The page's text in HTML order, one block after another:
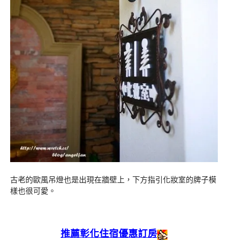
古老的歐風吊燈也是出現在牆壁上，下方指引化妝室的牌子模
樣也很可愛。
推薦彰化住宿優惠訂房